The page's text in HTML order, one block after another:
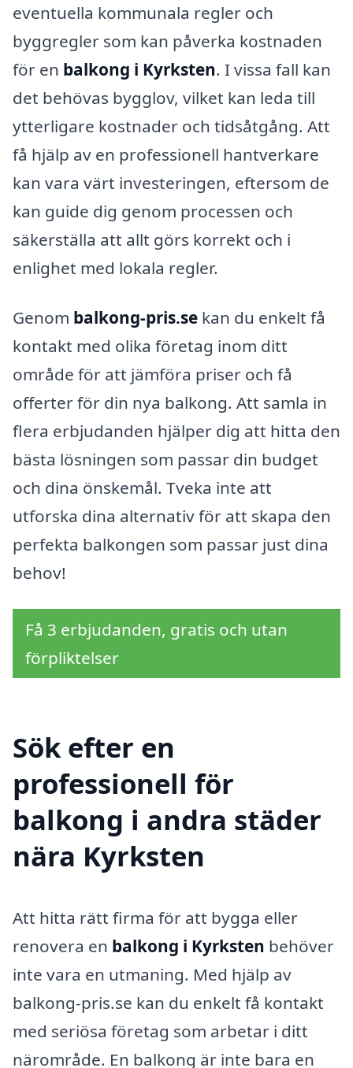
eventuella kommunala regler och
byggregler som kan påverka kostnaden
för en balkong i Kyrksten. I vissa fall kan
det behövas bygglov, vilket kan leda till
ytterligare kostnader och tidsåtgång. Att
få hjälp av en professionell hantverkare
kan vara värt investeringen, eftersom de
kan guide dig genom processen och
säkerställa att allt görs korrekt och i
enlighet med lokala regler.
Genom balkong-pris.se kan du enkelt få
kontakt med olika företag inom ditt
område för att jämföra priser och få
offerter för din nya balkong. Att samla in
flera erbjudanden hjälper dig att hitta den
bästa lösningen som passar din budget
och dina önskemål. Tveka inte att
utforska dina alternativ för att skapa den
perfekta balkongen som passar just dina
behov!
Få 3 erbjudanden, gratis och utan
förpliktelser
Sök efter en
professionell för
balkong i andra städer
nära Kyrksten
Att hitta rätt firma för att bygga eller
renovera en balkong i Kyrksten behöver
inte vara en utmaning. Med hjälp av
balkong-pris.se kan du enkelt få kontakt
med seriösa företag som arbetar i ditt
närområde. En balkong är inte bara en